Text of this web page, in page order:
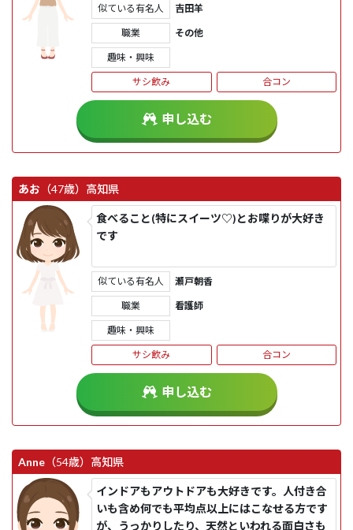
似ている有名人 吉田羊
職業 その他
趣味・興味
サシ飲み 合コン
申し込む
あお （47歳） 高知県
食べること(特にスイーツ♡)とお喋りが大好き
です
似ている有名人 瀬戸朝香
職業 看護師
趣味・興味
サシ飲み 合コン
申し込む
Anne （54歳） 高知県
インドアもアウトドアも大好きです。人付き合
いも含め何でも平均点以上にはこなせる方です
が、うっかりしたり、天然といわれる面白さも